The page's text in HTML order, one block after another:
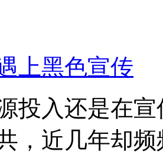
上黑色宣传
投入还是在
，近几年却